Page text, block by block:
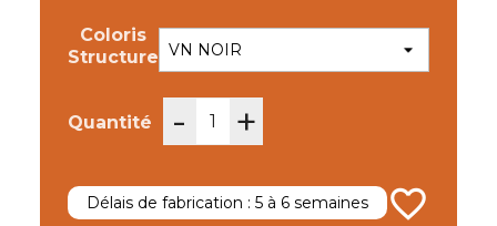
Coloris
Structure
Quantité - +
Délais de fabrication : 5 à 6 semaines favorite_border